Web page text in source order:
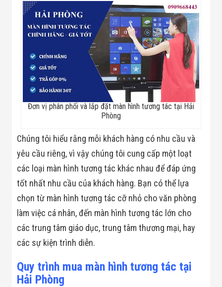
Khủng Bố
Camera Đo
Thân Nhiệt
THIẾT BỊ
CHUYÊN
DỤNG
Máy Dò Tạp
Màn Hình
Tương Tác
Màn Hình LED
Thiết Bị Chống
Thực Phẩm
Loại Công
Nghiệp
Thiết Bị Công
Nghệ Cao
Ống Nhòm
Chuyên Dụng
Đo Lực - Sức
Căng - Sức
Nén
Máy Kiểm Tra
Vết Nứt Sản
Đơn vị phân phối và lắp đặt màn hình tương tác tại Hải
Phòng
Chúng tôi hiểu rằng mỗi khách hàng có nhu cầu và
yêu cầu riêng, vì vậy chúng tôi cung cấp một loạt
các loại màn hình tương tác khác nhau để đáp ứng
tốt nhất nhu cầu của khách hàng. Bạn có thể lựa
chọn từ màn hình tương tác cỡ nhỏ cho văn phòng
làm việc cá nhân, đến màn hình tương tác lớn cho
các trung tâm giáo dục, trung tâm thương mại, hay
các sự kiện trình diễn.
Quy trình mua màn hình tương tác tại
Hải Phòng